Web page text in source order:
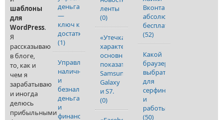
шаблоны
для
WordPress.
Я
рассказываю
в блоге,
то, как и
чем я
зарабатываю
и иногда
делюсь
прибыльными
деньгами
—
ключ к
достатку
(1)
Управление
наличными
и
безналичными
деньгами
и
финансами
ленты
(0)
«Утечка»
характеристик
основных
показателей
Samsung
Galaxy
и S7.
(0)
Вконтакте
абсолютно
бесплатно
(52)
Какой
браузер
выбрать
для
серфинга
и
работы
(50)